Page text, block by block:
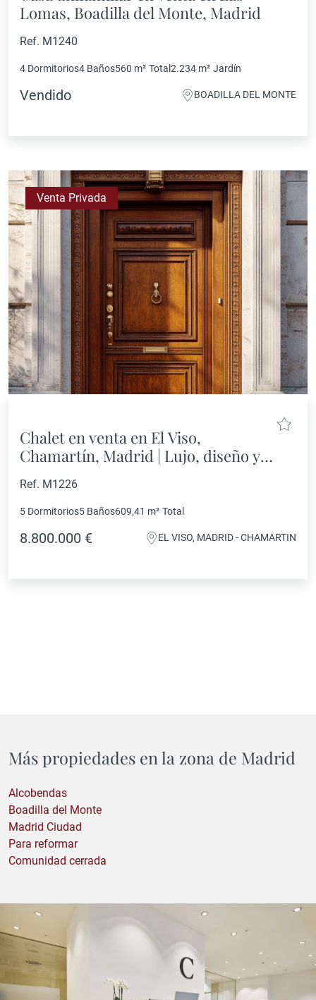
Lomas, Boadilla del Monte, Madrid
Ref. M1240
4 Dormitorios4 Baños560 m² Total 2.234 m² Jardín
Vendido BOADILLA DEL MONTE
Venta Privada
Chalet en venta en El Viso,
Chamartín, Madrid | Lujo, diseño y
ubicación inmejorable
Ref. M1226
5 Dormitorios5 Baños609,41 m² Total
8.800.000 € EL VISO, MADRID - CHAMARTIN
Más propiedades en la zona de Madrid
Alcobendas
Boadilla del Monte
Madrid Ciudad
Para reformar
Comunidad cerrada